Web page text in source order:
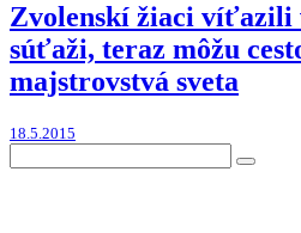
Zvolenskí žiaci víťazili
súťaži, teraz môžu
majstrovstvá sveta
18.5.2015